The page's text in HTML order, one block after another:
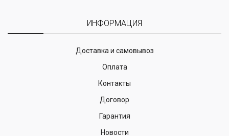
ИНФОРМАЦИЯ
Доставка и самовывоз
Оплата
Контакты
Договор
Гарантия
Новости